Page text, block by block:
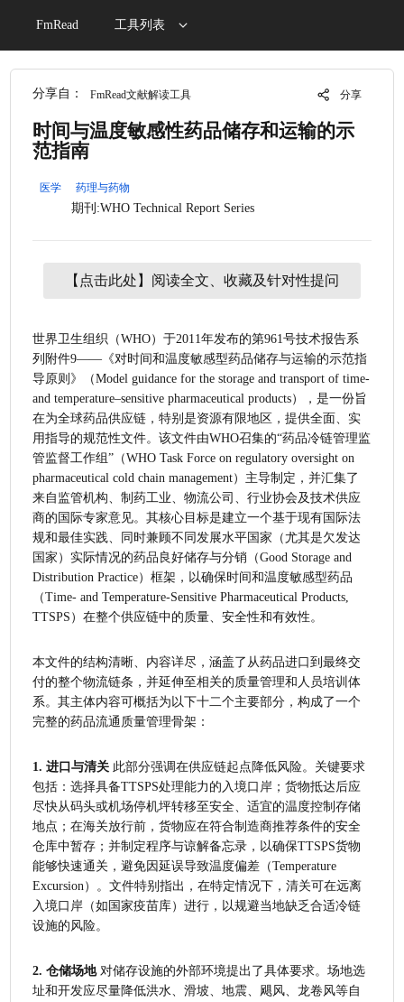
FmRead 工具列表
分享自： FmRead文献解读工具 分享
时间与温度敏感性药品储存和运输的示
范指南
医学 药理与药物
期刊:WHO Technical Report Series
【点击此处】阅读全文、收藏及针对性提问
世界卫生组织（WHO）于2011年发布的第961号技术报告系
列附件9——《对时间和温度敏感型药品储存与运输的示范指
导原则》（Model guidance for the storage and transport of time-
and temperature–sensitive pharmaceutical products），是一份旨
在为全球药品供应链，特别是资源有限地区，提供全面、实
用指导的规范性文件。该文件由WHO召集的“药品冷链管理监
管监督工作组”（WHO Task Force on regulatory oversight on
pharmaceutical cold chain management）主导制定，并汇集了
来自监管机构、制药工业、物流公司、行业协会及技术供应
商的国际专家意见。其核心目标是建立一个基于现有国际法
规和最佳实践、同时兼顾不同发展水平国家（尤其是欠发达
国家）实际情况的药品良好储存与分销（Good Storage and
Distribution Practice）框架，以确保时间和温度敏感型药品
（Time- and Temperature-Sensitive Pharmaceutical Products,
TTSPS）在整个供应链中的质量、安全性和有效性。
本文件的结构清晰、内容详尽，涵盖了从药品进口到最终交
付的整个物流链条，并延伸至相关的质量管理和人员培训体
系。其主体内容可概括为以下十二个主要部分，构成了一个
完整的药品流通质量管理骨架：
1. 进口与清关 此部分强调在供应链起点降低风险。关键要求
包括：选择具备TTSPS处理能力的入境口岸；货物抵达后应
尽快从码头或机场停机坪转移至安全、适宜的温度控制存储
地点；在海关放行前，货物应在符合制造商推荐条件的安全
仓库中暂存；并制定程序与谅解备忘录，以确保TTSPS货物
能够快速通关，避免因延误导致温度偏差（Temperature
Excursion）。文件特别指出，在特定情况下，清关可在远离
入境口岸（如国家疫苗库）进行，以规避当地缺乏合适冷链
设施的风险。
2. 仓储场地 对储存设施的外部环境提出了具体要求。场地选
址和开发应尽量降低洪水、滑坡、地震、飓风、龙卷风等自